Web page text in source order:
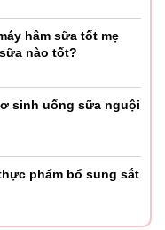
hâm sữa tốt mẹ
nào tốt?
sinh uống sữa nguội
phẩm bổ sung sắt